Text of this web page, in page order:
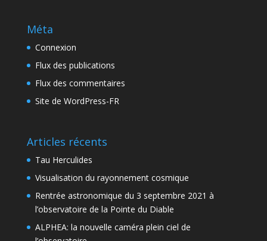
Méta
Connexion
Flux des publications
Flux des commentaires
Site de WordPress-FR
Articles récents
Tau Herculides
Visualisation du rayonnement cosmique
Rentrée astronomique du 3 septembre 2021 à
l’observatoire de la Pointe du Diable
ALPHEA: la nouvelle caméra plein ciel de